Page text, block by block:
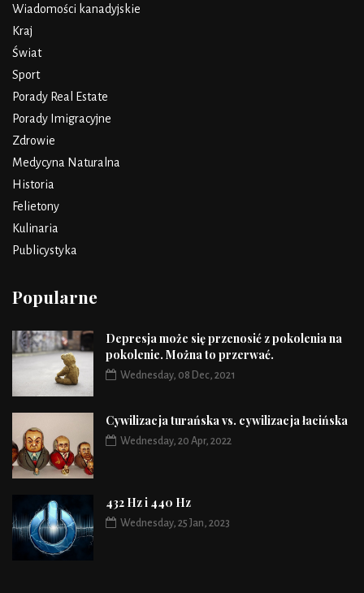
Wiadomości kanadyjskie
Kraj
Świat
Sport
Porady Real Estate
Porady Imigracyjne
Zdrowie
Medycyna Naturalna
Historia
Felietony
Kulinaria
Publicystyka
Popularne
Depresja może się przenosić z pokolenia na
pokolenie. Można to przerwać.
Wednesday, 08 Dec, 2021
Cywilizacja turańska vs. cywilizacja łacińska
Wednesday, 20 Apr, 2022
432 Hz i 440 Hz
Wednesday, 25 Jan, 2023